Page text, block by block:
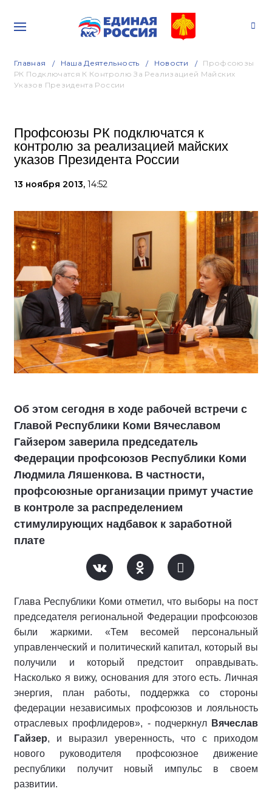
Главная Наша Деятельность Новости
Профсоюзы
РК Подключатся К Контролю За Реализацией Майских
Указов Президента России
Профсоюзы РК подключатся к
контролю за реализацией майских
указов Президента России
13 ноября 2013, 14:52
Об этом сегодня в ходе рабочей встречи с
Главой Республики Коми Вячеславом
Гайзером заверила председатель
Федерации профсоюзов Республики Коми
Людмила Ляшенкова. В частности,
профсоюзные организации примут участие
в контроле за распределением
стимулирующих надбавок к заработной
плате
Глава Республики Коми отметил, что выборы на пост
председателя региональной Федерации профсоюзов
были жаркими. «Тем весомей персональный
управленческий и политический капитал, который вы
получили и который предстоит оправдывать.
Насколько я вижу, основания для этого есть. Личная
энергия, план работы, поддержка со стороны
федерации независимых профсоюзов и лояльность
отраслевых профлидеров», - подчеркнул Вячеслав
Гайзер, и выразил уверенность, что с приходом
нового руководителя профсоюзное движение
республики получит новый импульс в своем
развитии.